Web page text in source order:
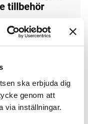
ska erbjuda dig
genom att
via inställningar.
tillbehör
+45,00kr